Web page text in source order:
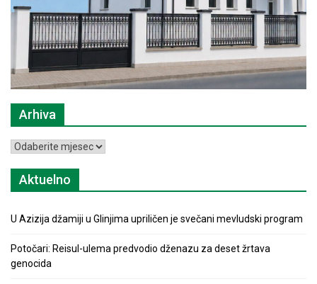
Arhiva
Arhiva
Aktuelno
U Azizija džamiji u Glinjima upriličen je svečani mevludski program
Potočari: Reisul-ulema predvodio dženazu za deset žrtava
genocida